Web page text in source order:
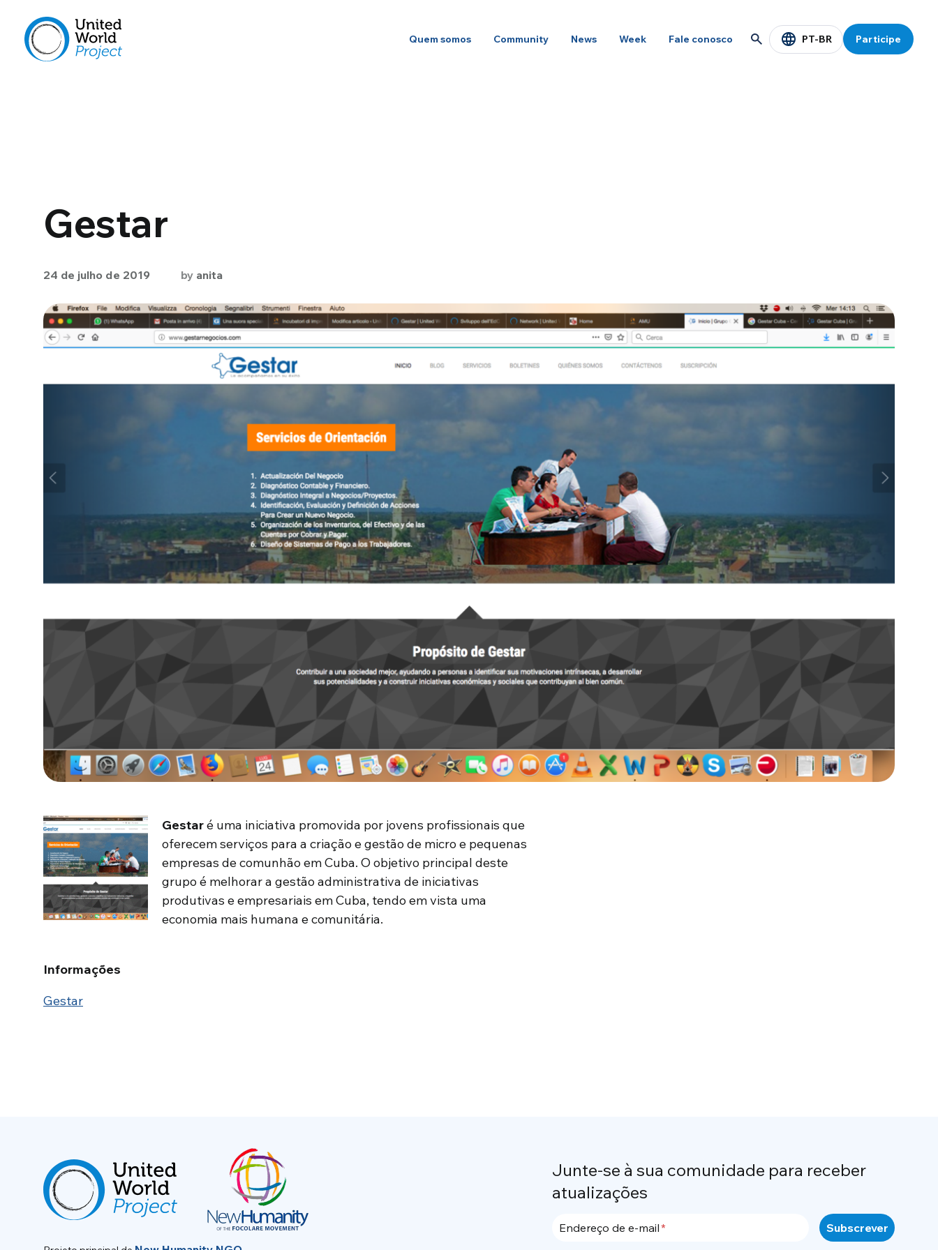
Quem somos Community News Week Fale conosco PT-BR Participe
Gestar
24 de julho de 2019 by anita
Gestaré uma iniciativa promovida por jovens profissionais que
oferecem serviços para a criação e gestão de micro e pequenas
empresas de comunhão em Cuba. O objetivo principal deste
grupo é melhorar a gestão administrativa de iniciativas
produtivas e empresariais em Cuba, tendo em vista uma
economia mais humana e comunitária.
Informações
Gestar
Junte-se à sua comunidade para receber
atualizações
Endereço de e-mail